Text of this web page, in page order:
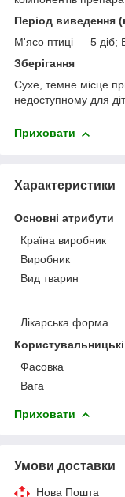
Період виведення
М'ясо птиці — 5 діб;
Зберігання
Сухе, темне місце
недоступному для
Приховати
Характеристики
Основні атрибути
Країна виробник
Виробник
Вид тварин
Лікарська форма
Фасовка
Вага
Приховати
Умови доставки
Нова Пошта